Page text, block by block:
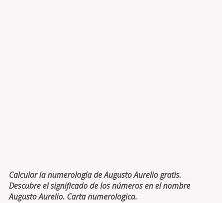
Calcular la numerología de Augusto Aurelio gratis.
Descubre el significado de los números en el nombre
Augusto Aurelio. Carta numerologica.